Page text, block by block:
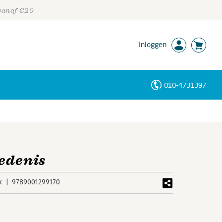
€20
Inloggen
010-4731397
9789001299170
Personen